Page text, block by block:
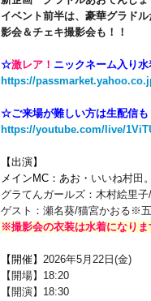
イベント前半は、豪華グラド
影会＆チェキ撮影会も！！
☆激レア！ ニックネーム入り
https://
☆ご来場が難しい方は生配信も
https://youtube.com/live/
【出演】
メインMC：あお・ いいね村田。
グラてんガールズ：木村絵里
ゲスト：瀬名葵/猫宮かおる ※
※撮影会の衣装は水着になりま
【開催】 2026年5月22 日(金)
【開場】18:20
【開演】18:30